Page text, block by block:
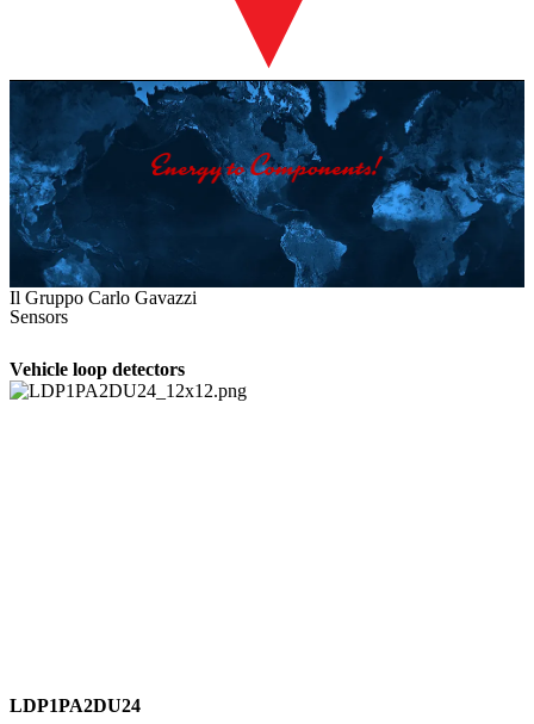
Il Gruppo Carlo Gavazzi
Sensors
Vehicle loop detectors
LDP1PA2DU24